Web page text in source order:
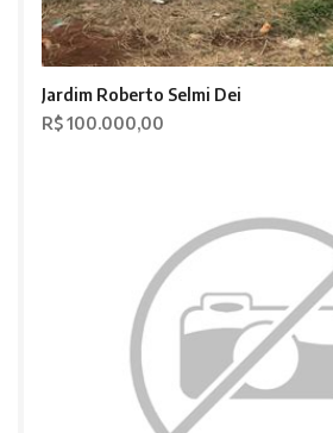
Jardim Roberto Selmi Dei
R$ 100.000,00